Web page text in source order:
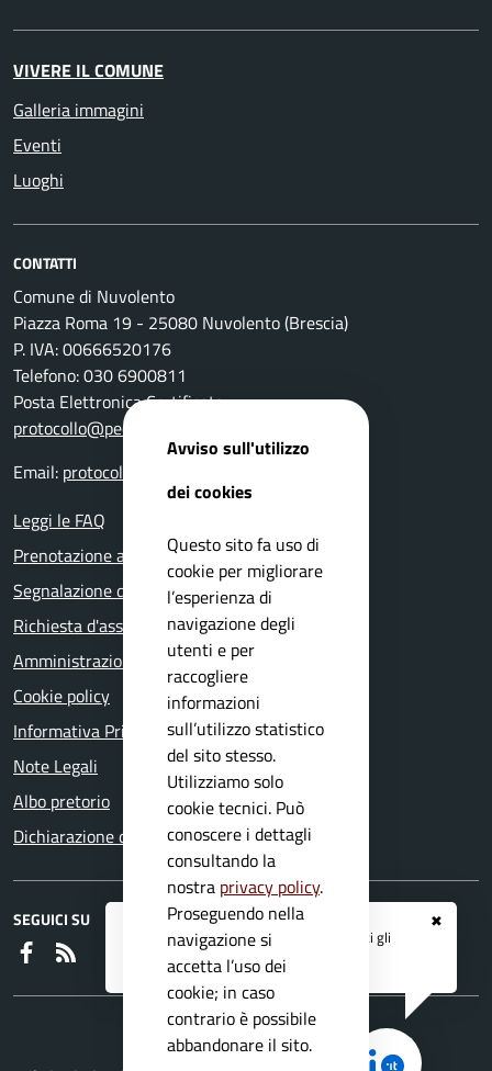
✖
Registrati ai serviziAPP IO
e ricevi tutti gli
aggiornamenti dall'Ente
VIVERE IL COMUNE
Galleria immagini
Eventi
Luoghi
CONTATTI
Comune di Nuvolento
Piazza Roma 19 - 25080 Nuvolento (Brescia)
P. IVA: 00666520176
Telefono: 030 6900811
Posta Elettronica Certificata:
protocollo@pec.comune.nuvolento.bs.it
Email: protocollo@comune.nuvolento.bs.it
Leggi le FAQ
Prenotazione appuntamento
Segnalazione disservizio
Richiesta d'assistenza
Amministrazione trasparente
Cookie policy
Informativa Privacy
Note Legali
Albo pretorio
Dichiarazione di accessibilità
SEGUICI SU
Faceboook
Avviso sull'utilizzo
dei cookies
Questo sito fa uso di
cookie per migliorare
l’esperienza di
navigazione degli
utenti e per
raccogliere
informazioni
sull’utilizzo statistico
del sito stesso.
Utilizziamo solo
cookie tecnici. Può
conoscere i dettagli
consultando la
nostra privacy policy.
Proseguendo nella
navigazione si
accetta l’uso dei
cookie; in caso
contrario è possibile
abbandonare il sito.